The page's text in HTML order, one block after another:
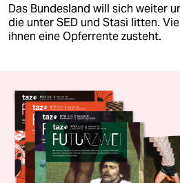
Das Bundesland will sich weiter
die unter SED und Stasi litten.
ihnen eine Opferrente zusteht.